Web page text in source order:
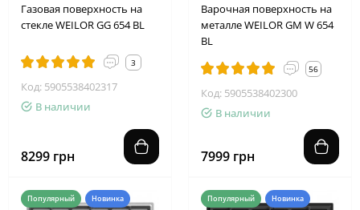
Газовая поверхность на
стекле WEILOR GG 654 BL
3
Код: 5905538402317
В наличии
8299 грн
Варочная поверхность на
металле WEILOR GM W 654
BL
56
Код: 5905538402300
В наличии
7999 грн
Популярный Новинка Популярный Новинка